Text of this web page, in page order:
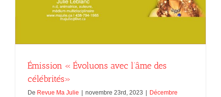
Émission « Évoluons avec l’âme des
célébrités»
De Revue Ma Julie | novembre 23rd, 2023 | Décembre